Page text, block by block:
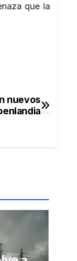
que la
nuevos